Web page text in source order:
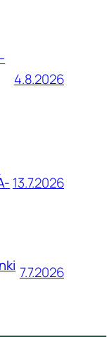
4.8.2026
13.7.2026
7.7.2026